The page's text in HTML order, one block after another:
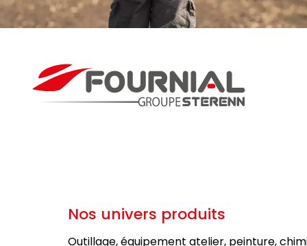
Nos univers produits
Outillage, équipement atelier, peinture,